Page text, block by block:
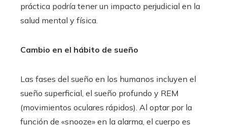
práctica podría tener un impacto perjudicial en la
salud mental y física.
Cambio en el hábito de sueño
Las fases del sueño en los humanos incluyen el
sueño superficial, el sueño profundo y REM
(movimientos oculares rápidos). Al optar por la
función de «snooze» en la alarma, el cuerpo es